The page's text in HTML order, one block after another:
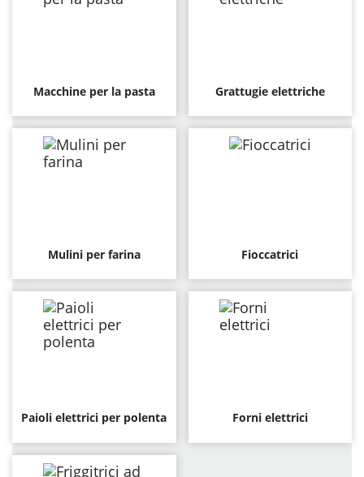
Macchine per la pasta Grattugie elettriche
Mulini per farina Fioccatrici
Paioli elettrici per polenta Forni elettrici